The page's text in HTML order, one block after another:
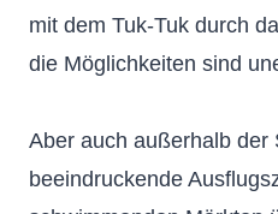
mit dem Tuk-Tuk durch
die Möglichkeiten sind
Aber auch außerhalb der
beeindruckende